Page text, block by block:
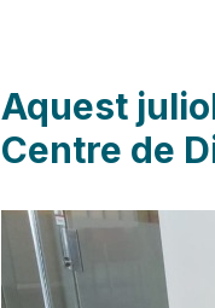
Aquest
Centre de